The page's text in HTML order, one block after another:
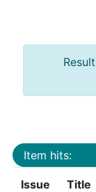
Item hits:
Issue
Title